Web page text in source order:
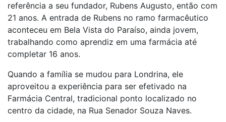
referência a seu fundador, Rubens Augusto, então com
21 anos. A entrada de Rubens no ramo farmacêutico
aconteceu em Bela Vista do Paraíso, ainda jovem,
trabalhando como aprendiz em uma farmácia até
completar 16 anos.
Quando a família se mudou para Londrina, ele
aproveitou a experiência para ser efetivado na
Farmácia Central, tradicional ponto localizado no
centro da cidade, na Rua Senador Souza Naves.